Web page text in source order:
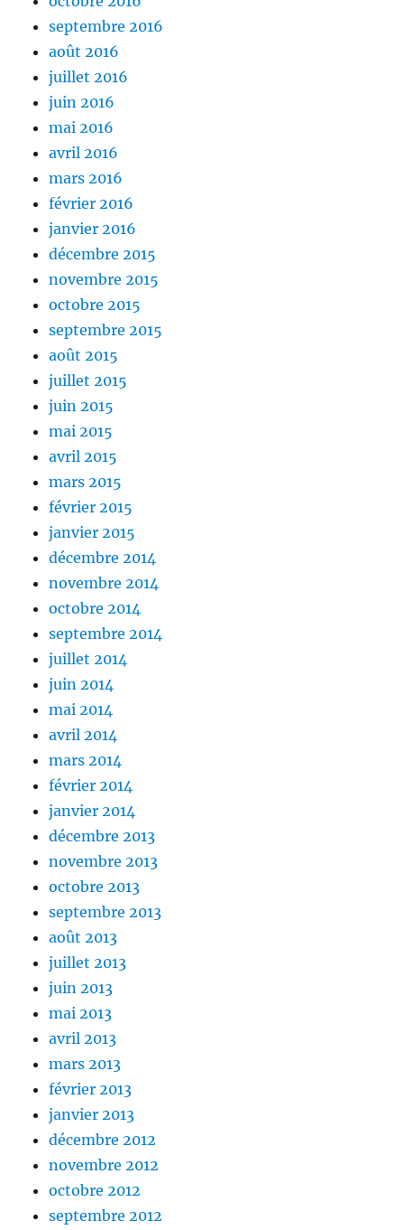
septembre 2016
août 2016
juillet 2016
juin 2016
mai 2016
avril 2016
mars 2016
février 2016
janvier 2016
décembre 2015
novembre 2015
octobre 2015
septembre 2015
août 2015
juillet 2015
juin 2015
mai 2015
avril 2015
mars 2015
février 2015
janvier 2015
décembre 2014
novembre 2014
octobre 2014
septembre 2014
juillet 2014
juin 2014
mai 2014
avril 2014
mars 2014
février 2014
janvier 2014
décembre 2013
novembre 2013
octobre 2013
septembre 2013
août 2013
juillet 2013
juin 2013
mai 2013
avril 2013
mars 2013
février 2013
janvier 2013
décembre 2012
novembre 2012
octobre 2012
septembre 2012